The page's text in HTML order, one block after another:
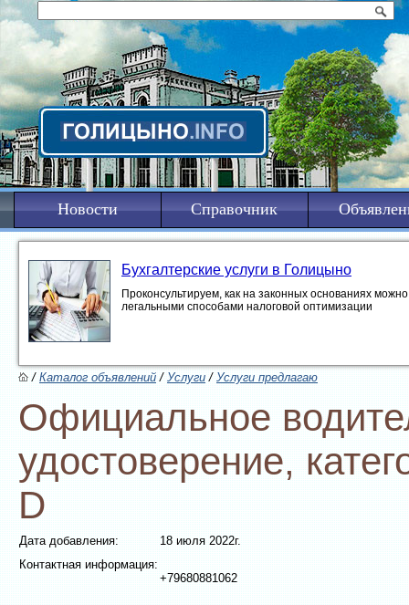
Новости Справочник
Бухгалтерские услуги в Голицыно
Проконсультируем, как на законных основаниях
легальными способами налоговой оптимизации
/Каталог объявлений/Услуги /Услуги предлагаю
Официальное
удостоверение,
D
Дата добавления:
18 июля 2022г.
Контактная информация:
+79680881062